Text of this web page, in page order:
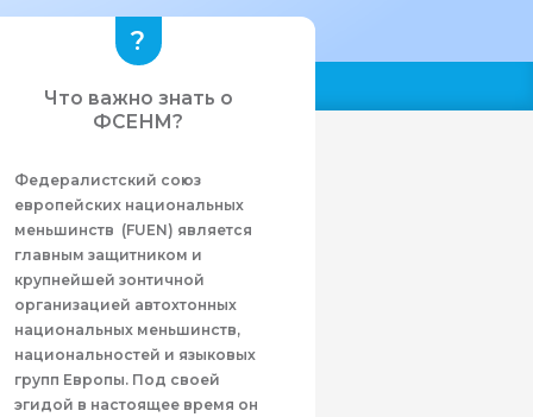
Что важно знать о
ФСЕНМ?
Федералистcкий союз
европейских национальных
меньшинств (FUEN) является
главным защитником и
крупнейшей зонтичной
организацией автохтонных
национальных меньшинств,
национальностей и языковых
групп Европы. Под своей
эгидой в настоящее время он